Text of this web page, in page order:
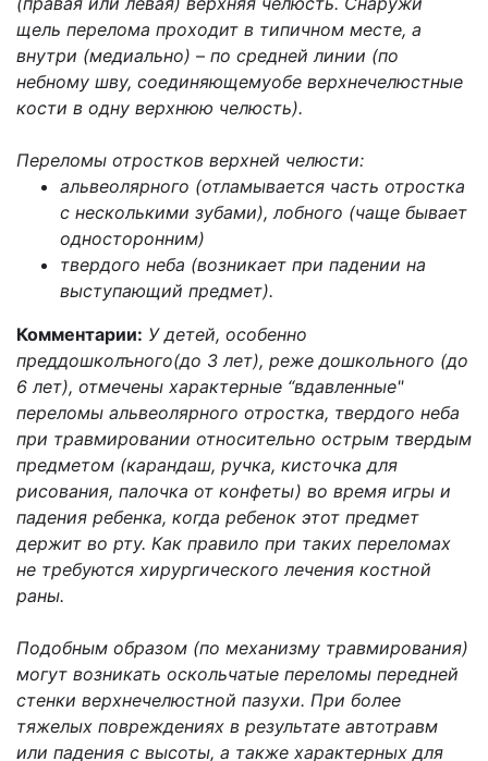
щель перелома проходит в типичном месте, а
внутри (медиально) – по средней линии (по
небному шву, соединяющемуобе верхнечелюстные
кости в одну верхнюю челюсть).
Переломы отростков верхней челюсти:
альвеолярного (отламывается часть отростка
с несколькими зубами), лобного (чаще бывает
односторонним)
твердого неба (возникает при падении на
выступающий предмет).
Комментарии: У детей, особенно
преддошколъного(до 3 лет), реже дошкольного (до
6 лет), отмечены характерные “вдавленные"
переломы альвеолярного отростка, твердого неба
при травмировании относительно острым твердым
предметом (карандаш, ручка, кисточка для
рисования, палочка от конфеты) во время игры и
падения ребенка, когда ребенок этот предмет
держит во рту. Как правило при таких переломах
не требуются хирургического лечения костной
раны.
Подобным образом (по механизму травмирования)
могут возникать оскольчатые переломы передней
стенки верхнечелюстной пазухи. При более
тяжелых повреждениях в результате автотравм
или падения с высоты, а также характерных для